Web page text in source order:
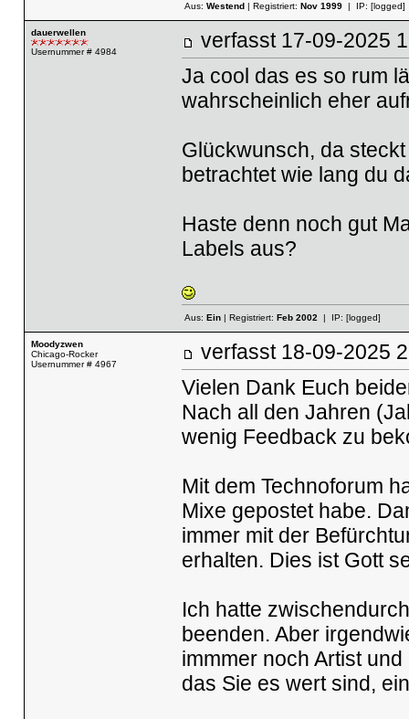
Aus: Westend| Registriert: Nov 1999| IP: [logged]
dauerwellen
Usernummer # 4984
verfasst 17-09-
Ja cool das es so rum
wahrscheinlich eher
Glückwunsch, da
betrachtet wie lang du
Haste denn noch gut
Labels aus?
Aus: Ein| Registriert: Feb 2002| IP: [logged]
Moodyzwen
Chicago-Rocker
Usernummer # 4967
verfasst 18-09-
Vielen Dank Euch
Nach all den Jahren
wenig Feedback zu
Mit dem Technoforum
Mixe gepostet habe.
immer mit der
erhalten. Dies ist Gott
Ich hatte
beenden. Aber
immmer noch Artist
das Sie es wert sind,